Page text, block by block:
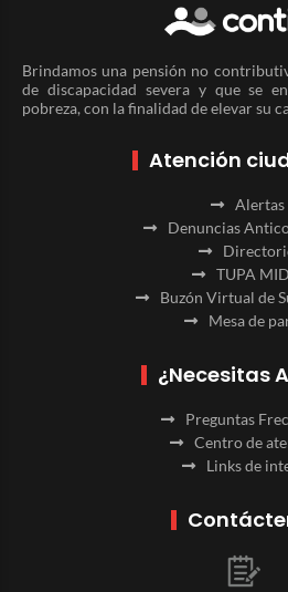
Brindamos una pensión no
de discapacidad severa y que se
pobreza, con la finalidad de elevar su
Atención
Alertas
Denuncias
TUPA
Buzón Virtual de
Mesa de
¿Necesitas
Preguntas
Centro de
Links de